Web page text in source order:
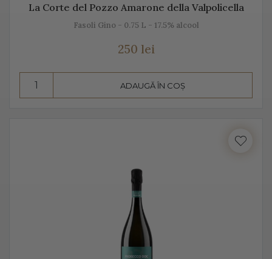
acolo unde sunt peste 150 de producători. Toți aceștia s-
au asociat într-un Consorțiu pentru a proteja acest vin
spumant italian, cunoscut sub această denumire.
Consumă Prosecco, un vin cunoscut pentru
Prosecco este un vin cunoscut pentru prospețime, este
un vin care nu fermentează după îmbuteliere și care se
scăzut de alcool, astfel că este preferat atât de bărbați,
Se bea în pahare cu pereți înalți, subțiri, rece,
temperatura ideală de servire fiind 2-3 grade C. Am
putea spune despre Prosecco că este un vin băut de
La Corte del Pozzo Amarone della Valpolicella
Fasoli Gino - 0.75 L - 17.5% alcool
250 lei
ADAUGĂ ÎN COȘ